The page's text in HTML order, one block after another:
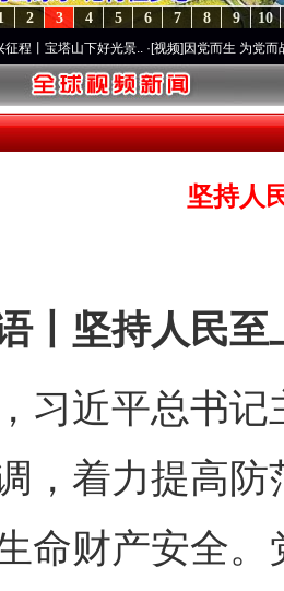
10
9
8
7
6
5
4
3
2
山下好光景..·[视频]因党而生 为党而战——百年“
坚持人
坚持人民至
近平总书记
，着力提高
命财产安全